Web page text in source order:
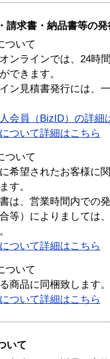
請求書・納品書等の
ついて
ンラインでは、24時
できます。
ン見積書発行には、
会員（BizID）の詳細
ついて詳細はこちら
ついて
希望されたお客様に
す。
は、営業時間内での
等）によりましては
ついて詳細はこちら
ついて
商品に同梱致します。
ついて詳細はこちら
いて